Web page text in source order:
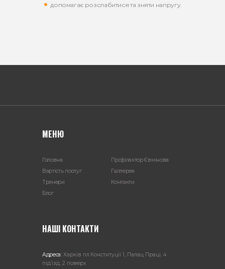
допомагає розслабитися та зняти напругу.
МЕНЮ
Головна
Профілактор Євмінова
Вартість послуг
Галлерея
Тренери
Контакти
Блог
НАШІ КОНТАКТИ
Адреса: Харкiв пл.Конституції 1, Палац Праці, 4
під’їзд, 2 поверх